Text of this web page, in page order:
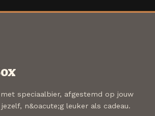
speciaalbier, afgestemd op jouw
n&oacute;g leuker als cadeau.